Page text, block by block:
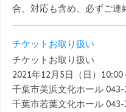
合、対応も含め、必ずご連
チケットお取り扱い
チケットお取り扱い
2021年12月5日（日）10:00
千葉市美浜文化ホール
千葉市若葉文化ホール 043-